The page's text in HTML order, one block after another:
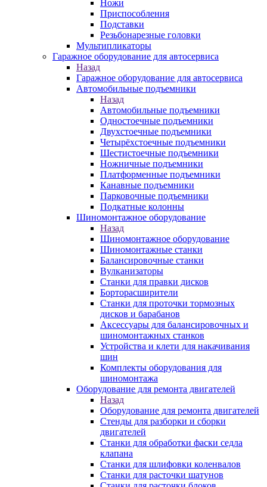
Ножи
Приспособления
Подставки
Резьбонарезные головки
Мультипликаторы
Гаражное оборудование для автосервиса
Назад
Гаражное оборудование для автосервиса
Автомобильные подъемники
Назад
Автомобильные подъемники
Одностоечные подъемники
Двухстоечные подъемники
Четырёхстоечные подъемники
Шестистоечные подъемники
Ножничные подъемники
Платформенные подъемники
Канавные подъемники
Парковочные подъемники
Подкатные колонны
Шиномонтажное оборудование
Назад
Шиномонтажное оборудование
Шиномонтажные станки
Балансировочные станки
Вулканизаторы
Станки для правки дисков
Борторасширители
Станки для проточки тормозных
дисков и барабанов
Аксессуары для балансировочных и
шиномонтажных станков
Устройства и клети для накачивания
шин
Комплекты оборудования для
шиномонтажа
Оборудование для ремонта двигателей
Назад
Оборудование для ремонта двигателей
Стенды для разборки и сборки
двигателей
Станки для обработки фаски седла
клапана
Станки для шлифовки коленвалов
Станки для расточки шатунов